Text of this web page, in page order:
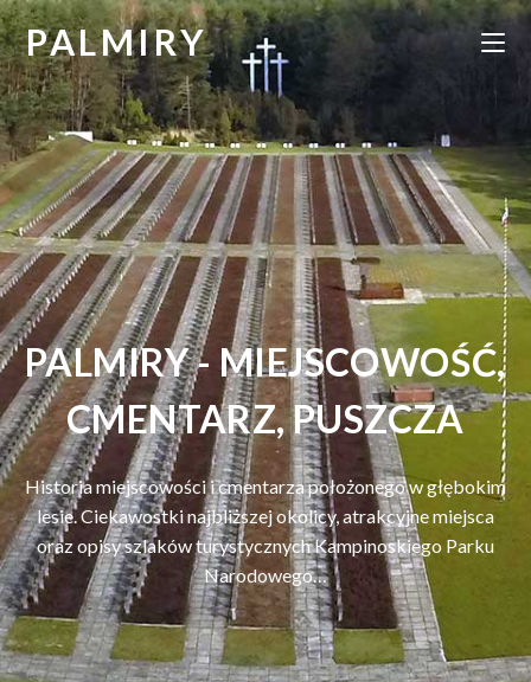
PALMIRY
PALMIRY - MIEJSCOWOŚĆ,
CMENTARZ, PUSZCZA
Historia miejscowości i cmentarza położonego w głębokim
lesie. Ciekawostki najbliższej okolicy, atrakcyjne miejsca
oraz opisy szlaków turystycznych Kampinoskiego Parku
Narodowego…